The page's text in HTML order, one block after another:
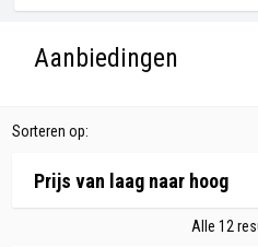
Keuzehulp
Desktop PC
Zakelijk
Accessoires
Aanbiedingen
Sorteren op:
Alle 12